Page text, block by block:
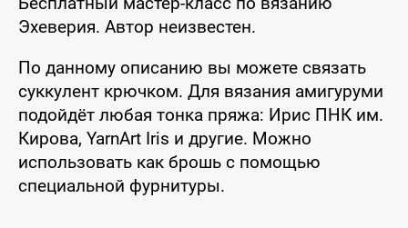
Эхеверия. Автор неизвестен.
По данному описанию вы можете связать
суккулент крючком. Для вязания амигуруми
подойдёт любая тонка пряжа: Ирис ПНК им.
Кирова, YarnArt Iris и другие. Можно
использовать как брошь с помощью
специальной фурнитуры.